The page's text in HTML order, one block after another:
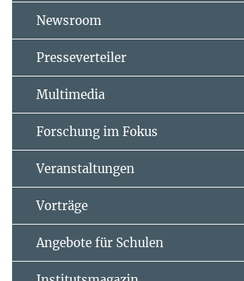
Newsroom
Presseverteiler
Multimedia
Forschung im Fokus
Veranstaltungen
Vorträge
Angebote für Schulen